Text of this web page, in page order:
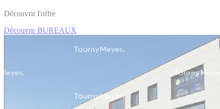
Découvrir l'offre
Découvrir BUREAUX